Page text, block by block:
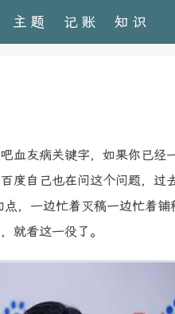
主题 记账 知识
血友病关键字，如果你已经
度自己也在问这个问题，过
，一边忙着灭稿一边忙着
就看这一役了。